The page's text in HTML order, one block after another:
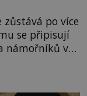
po více
se připisují
námořníků v
klidné místo